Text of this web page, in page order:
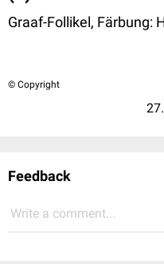
Graaf-Follikel, Färbung:
© Copyright
Feedback
Write a comment...